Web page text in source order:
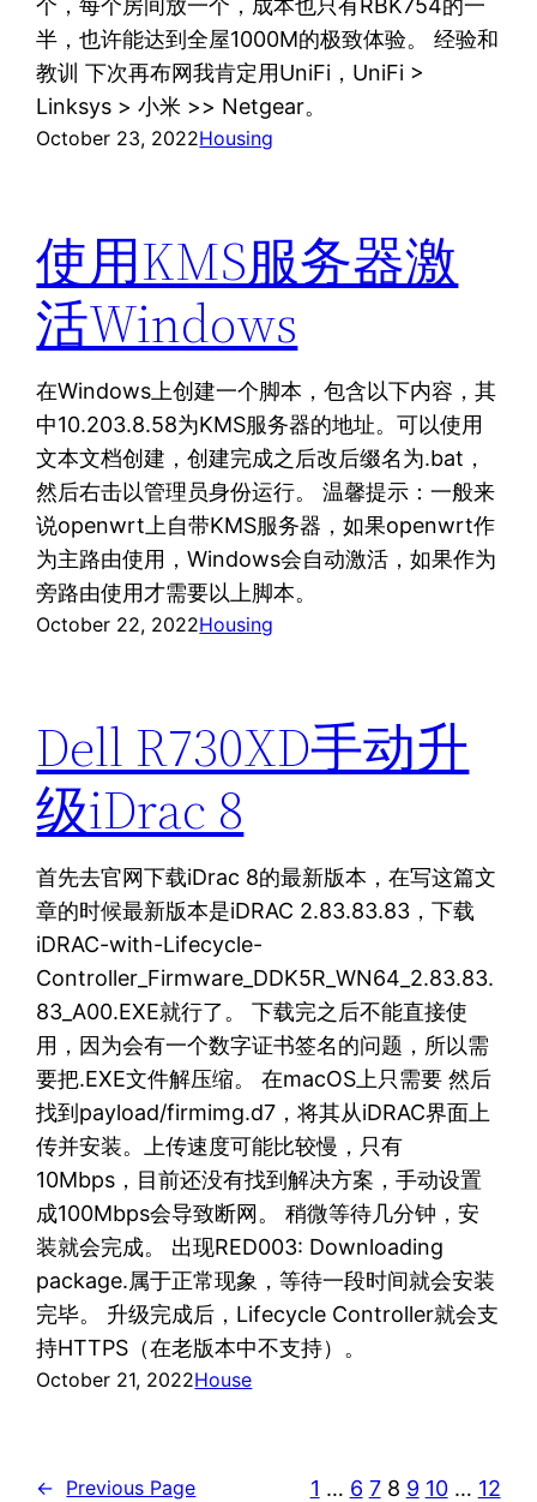
半，也许能达到全屋1000M的极致体验。 经验和
教训 下次再布网我肯定用UniFi，UniFi >
Linksys > 小米 >> Netgear。
October 23, 2022Housing
使用KMS服务器激
活Windows
在Windows上创建一个脚本，包含以下内容，其
中10.203.8.58为KMS服务器的地址。可以使用
文本文档创建，创建完成之后改后缀名为.bat，
然后右击以管理员身份运行。 温馨提示：一般来
说openwrt上自带KMS服务器，如果openwrt作
为主路由使用，Windows会自动激活，如果作为
旁路由使用才需要以上脚本。
October 22, 2022Housing
Dell R730XD手动升
级iDrac 8
首先去官网下载iDrac 8的最新版本，在写这篇文
章的时候最新版本是iDRAC 2.83.83.83，下载
iDRAC-with-Lifecycle-
Controller_Firmware_DDK5R_WN64_2.83.83.
83_A00.EXE就行了。 下载完之后不能直接使
用，因为会有一个数字证书签名的问题，所以需
要把.EXE文件解压缩。 在macOS上只需要 然后
找到payload/firmimg.d7，将其从iDRAC界面上
传并安装。上传速度可能比较慢，只有
10Mbps，目前还没有找到解决方案，手动设置
成100Mbps会导致断网。 稍微等待几分钟，安
装就会完成。 出现RED003: Downloading
package.属于正常现象，等待一段时间就会安装
完毕。 升级完成后，Lifecycle Controller就会支
持HTTPS（在老版本中不支持）。
October 21, 2022House
← Previous Page 1 … 6 7 8 9 10 … 12